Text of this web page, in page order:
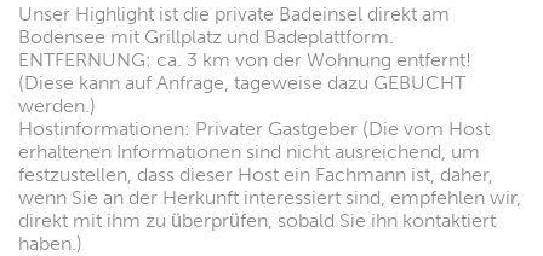
Unser Highlight ist die private Badeinsel direkt am
Bodensee mit Grillplatz und Badeplattform.
ENTFERNUNG: ca. 3 km von der Wohnung entfernt!
(Diese kann auf Anfrage, tageweise dazu GEBUCHT
werden.)
Hostinformationen: Privater Gastgeber (Die vom Host
erhaltenen Informationen sind nicht ausreichend, um
festzustellen, dass dieser Host ein Fachmann ist, daher,
wenn Sie an der Herkunft interessiert sind, empfehlen wir,
direkt mit ihm zu überprüfen, sobald Sie ihn kontaktiert
haben.)